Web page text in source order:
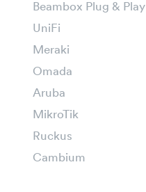
Beambox Plug & Play
UniFi
Meraki
Omada
Aruba
MikroTik
Ruckus
Cambium